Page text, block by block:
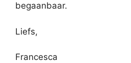
begaanbaar.
Liefs,
Francesca